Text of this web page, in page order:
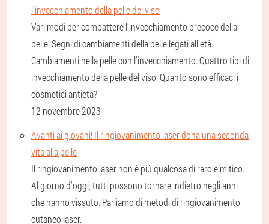
l'invecchiamento della pelle del viso
Vari modi per combattere l'invecchiamento precoce della
pelle. Segni di cambiamenti della pelle legati all'età.
Cambiamenti nella pelle con l'invecchiamento. Quattro tipi di
invecchiamento della pelle del viso. Quanto sono efficaci i
cosmetici antietà?
12 novembre 2023
Avanti ai giovani! Il ringiovanimento laser dona una seconda
vita alla pelle
Il ringiovanimento laser non è più qualcosa di raro e mitico.
Al giorno d'oggi, tutti possono tornare indietro negli anni
che hanno vissuto. Parliamo di metodi di ringiovanimento
cutaneo laser.